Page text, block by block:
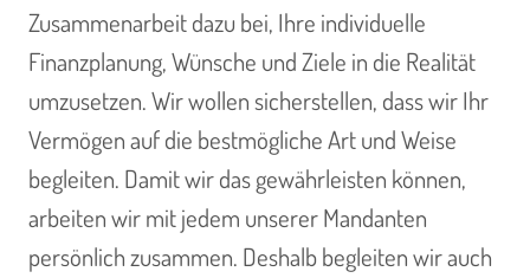
Zusammenarbeit dazu bei, Ihre individuelle
Finanzplanung, Wünsche und Ziele in die Realität
umzusetzen. Wir wollen sicherstellen, dass wir Ihr
Vermögen auf die bestmögliche Art und Weise
begleiten. Damit wir das gewährleisten können,
arbeiten wir mit jedem unserer Mandanten
persönlich zusammen. Deshalb begleiten wir auch